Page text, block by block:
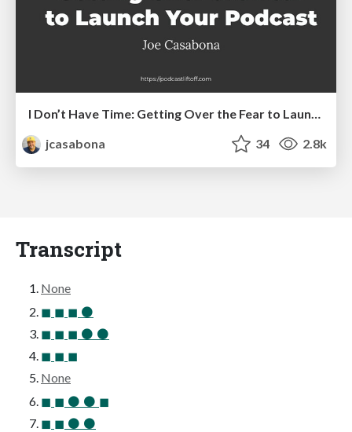
jcasabona
34 2.8k
Transcript
None
◼ ◼ ◼ ⚫
◼ ◼ ◼ ⚫ ⚫
◼ ◼ ◼
None
◼ ◼ ⚫ ⚫ ◼
◼ ◼ ⚫ ⚫